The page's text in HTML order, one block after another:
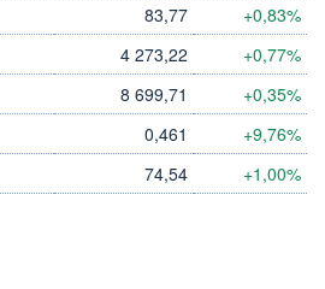
83,77 +0,83%
4 273,22 +0,77%
8 699,71 +0,35%
0,461 +9,76%
74,54 +1,00%